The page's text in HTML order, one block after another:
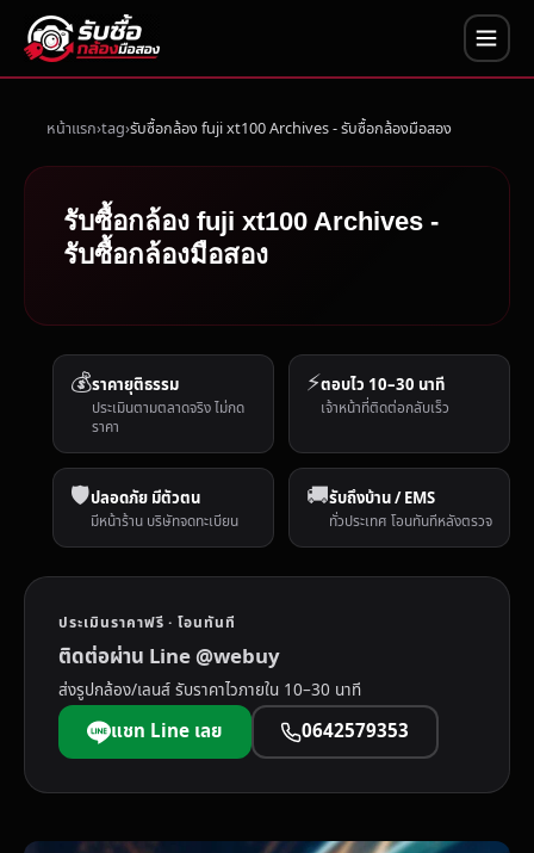
หน้าแรก tag รับซื้อกล้อง fuji xt100 Archives - รับซื้อกล้องมือสอง
รับซื้อกล้อง fuji xt100 Archives -
รับซื้อกล้องมือสอง
💰ราคายุติธรรม
ประเมินตามตลาดจริง ไม่กด
ราคา
⚡ตอบไว 10–30 นาที
เจ้าหน้าที่ติดต่อกลับเร็ว
🛡️ปลอดภัย มีตัวตน
มีหน้าร้าน บริษัทจดทะเบียน
🚚รับถึงบ้าน / EMS
ทั่วประเทศ โอนทันทีหลังตรวจ
ประเมินราคาฟรี · โอนทันที
ติดต่อผ่าน Line @webuy
ส่งรูปกล้อง/เลนส์ รับราคาไวภายใน 10–30 นาที
แชท Line เลย 0642579353